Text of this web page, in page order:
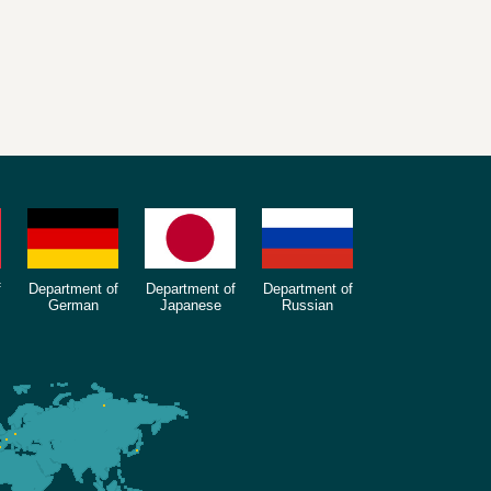
Department of
German
Department of
Japanese
Department of
Russian